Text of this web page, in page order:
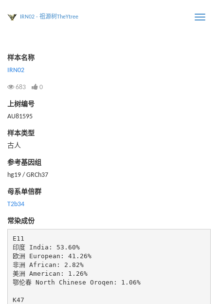
Toggle
IRN02 - 祖源树TheYtree
样本名称
IRN02
683 0
上树编号
AU81595
样本类型
古人
参考基因组
hg19 / GRCh37
母系单倍群
T2b34
常染成份
E11
印度 India: 53.60%
欧洲 European: 41.26%
非洲 African: 2.82%
美洲 American: 1.26%
鄂伦春 North Chinese Oroqen: 1.06%
K47